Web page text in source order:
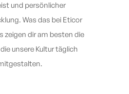
und persönlicher
Was das bei Eticor
zeigen dir am besten die
unsere Kultur täglich